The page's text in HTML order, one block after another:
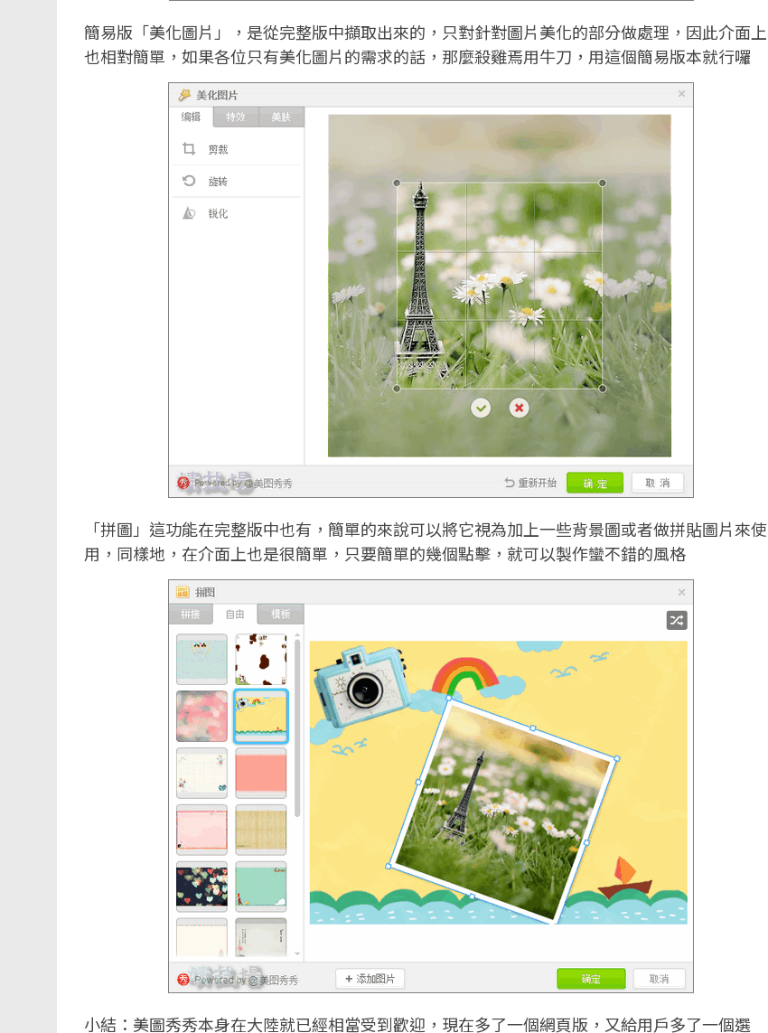
簡易版「美化圖片」，是從完整版中擷取出來的，只對針對圖片美化的部分做處理，因此介面上
也相對簡單，如果各位只有美化圖片的需求的話，那麼殺雞焉用牛刀，用這個簡易版本就行囉
「拼圖」這功能在完整版中也有，簡單的來說可以將它視為加上一些背景圖或者做拼貼圖片來使
用，同樣地，在介面上也是很簡單，只要簡單的幾個點擊，就可以製作蠻不錯的風格
小結：美圖秀秀本身在大陸就已經相當受到歡迎，現在多了一個網頁版，又給用戶多了一個選